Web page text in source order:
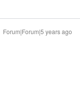
Forum|Forum|5 years ago